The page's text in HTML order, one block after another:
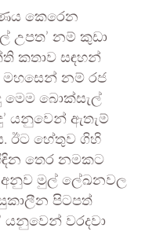
කෙරෙන
උපත’ නම් කුඩා
කතාව සඳහන්
මහසෙන් නම් රජ
මෙම බොක්සැල්
යනුවෙන් ඇතැම්
ඊට හේතුව ගිහි
තෙර නමකට
මුල් ලේඛනවල
පිටපත්
යනුවෙන් වරදවා